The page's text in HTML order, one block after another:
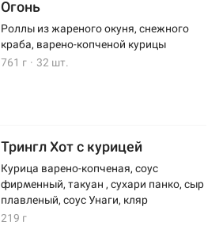
Огонь
Роллы из жареного окуня, снежного
краба, варено-копченой курицы
761 г · 32 шт.
Трингл Хот с курицей
Курица варено-копченая, соус
фирменный, такуан , сухари панко, сыр
плавленый, соус Унаги, кляр
219 г